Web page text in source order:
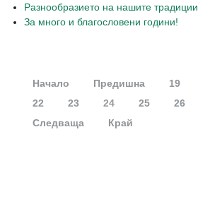
Разнообразието на нашите традиции
За много и благословени години!
Начало Предишна 19
22
23 24 25 26
Следваща
Край